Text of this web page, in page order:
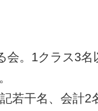
。1クラス3
若干名、会計